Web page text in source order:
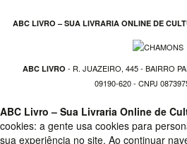
Turismo
Christie
Ariano
Suassuna
ABC LIVRO – SUA LIVRARIA ONLINE DE
ABC LIVRO - R. JUAZEIRO, 445 - BAIRRO
09190-620 - CNPJ
ABC Livro – Sua Livraria Online de
cookies: a gente usa cookies para
sua experiência no site. Ao continuar